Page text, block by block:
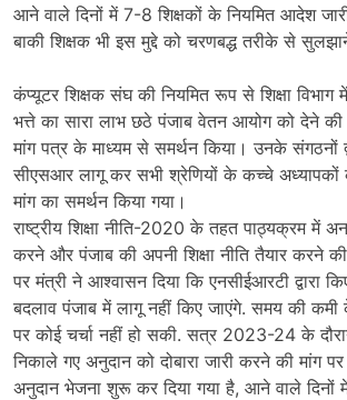
आने वाले दिनों में 7-8 शिक्षकों के नियमित आदेश
बाकी शिक्षक भी इस मुद्दे को चरणबद्ध तरीके से
कंप्यूटर शिक्षक संघ की नियमित रूप से शिक्षा विभाग
भत्ते का सारा लाभ छठे पंजाब वेतन आयोग को देने की
मांग पत्र के माध्यम से समर्थन किया। उनके संगठनों
सीएसआर लागू कर सभी श्रेणियों के कच्चे अध्यापकों
मांग का समर्थन किया गया।
राष्ट्रीय शिक्षा नीति-2020 के तहत पाठ्यक्रम में
करने और पंजाब की अपनी शिक्षा नीति तैयार करने
पर मंत्री ने आश्वासन दिया कि एनसीईआरटी द्वारा
बदलाव पंजाब में लागू नहीं किए जाएंगे. समय की कमी
पर कोई चर्चा नहीं हो सकी. सत्र 2023-24 के
निकाले गए अनुदान को दोबारा जारी करने की मांग
अनुदान भेजना शुरू कर दिया गया है, आने वाले दिनों